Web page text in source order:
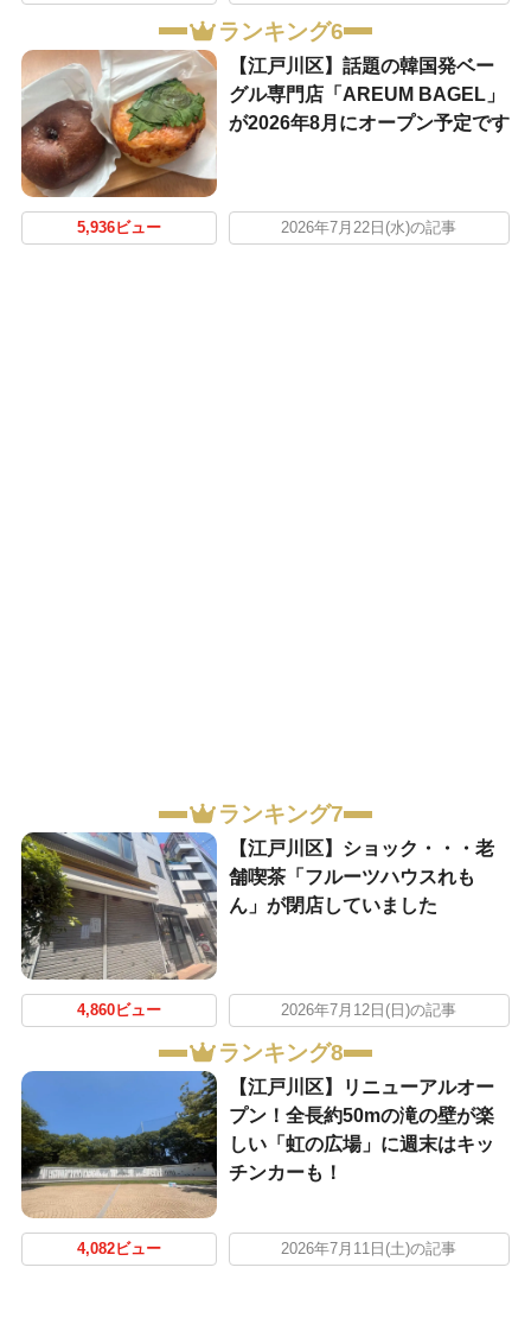
ランキング6
【江戸川区】話題の韓国発ベー
グル専門店「AREUM BAGEL」
が2026年8月にオープン予定です
5,936ビュー 2026年7月22日(水)の記事
ランキング7
【江戸川区】ショック・・・老
舗喫茶「フルーツハウスれも
ん」が閉店していました
4,860ビュー 2026年7月12日(日)の記事
ランキング8
【江戸川区】リニューアルオー
プン！全長約50mの滝の壁が楽
しい「虹の広場」に週末はキッ
チンカーも！
4,082ビュー 2026年7月11日(土)の記事